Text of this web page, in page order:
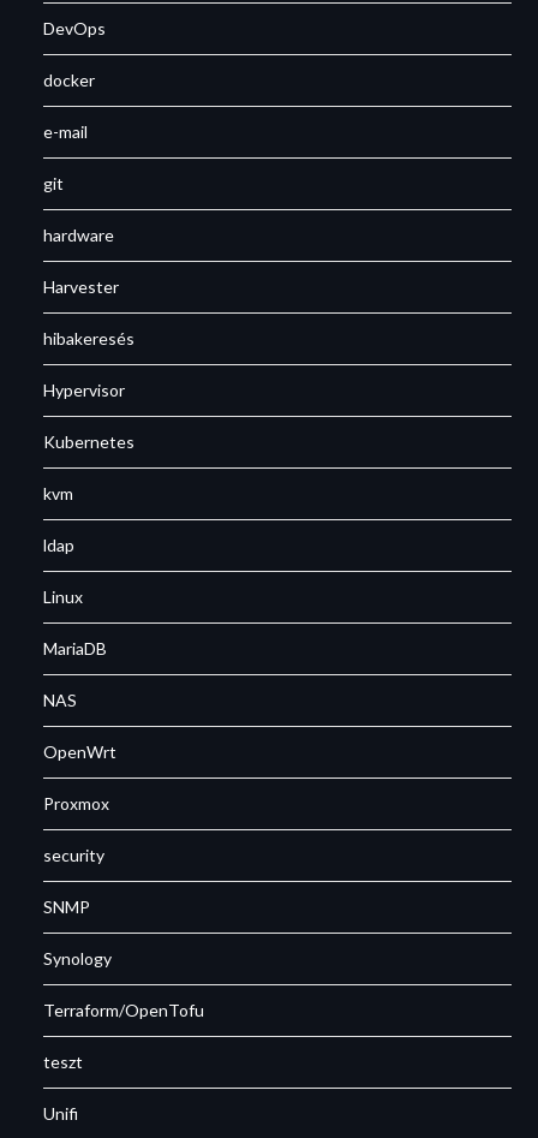
DevOps
docker
e-mail
git
hardware
Harvester
hibakeresés
Hypervisor
Kubernetes
kvm
ldap
Linux
MariaDB
NAS
OpenWrt
Proxmox
security
SNMP
Synology
Terraform/OpenTofu
teszt
Unifi